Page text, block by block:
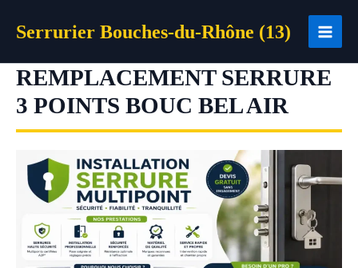
Serrurier Bouches-du-Rhône (13)
REMPLACEMENT SERRURE
3 POINTS BOUC BEL AIR